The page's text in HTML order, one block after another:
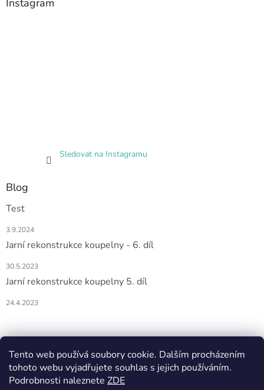
Tento web používá soubory cookie. Dalším procházením
tohoto webu vyjadřujete souhlas s jejich používáním.
Podrobnosti naleznete ZDE
Instagram
Sledovat na Instagramu
Blog
Test
3.9.2024
Jarní rekonstrukce koupelny - 6. díl
30.5.2023
Jarní rekonstrukce koupelny 5. díl
24.4.2023
Nákupní košík
0KS /0 KČ